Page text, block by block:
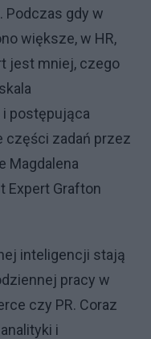
Podczas gdy w
większe, w HR,
jest mniej, czego
postępująca
części zadań przez
Magdalena
Expert Grafton
inteligencji stają
pracy w
czy PR. Coraz
i